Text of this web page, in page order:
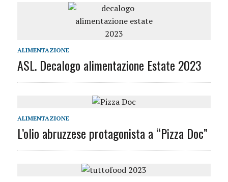
ALIMENTAZIONE
ASL. Decalogo alimentazione Estate 2023
ALIMENTAZIONE
L’olio abruzzese protagonista a “Pizza Doc”